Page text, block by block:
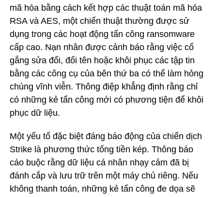
mã hóa bằng cách kết hợp các thuật toán mã hóa
RSA và AES, một chiến thuật thường được sử
dụng trong các hoạt động tấn công ransomware
cấp cao. Nạn nhân được cảnh báo rằng việc cố
gắng sửa đổi, đổi tên hoặc khôi phục các tập tin
bằng các công cụ của bên thứ ba có thể làm hỏng
chúng vĩnh viễn. Thông điệp khẳng định rằng chỉ
có những kẻ tấn công mới có phương tiện để khôi
phục dữ liệu.
Một yếu tố đặc biệt đáng báo động của chiến dịch
Strike là phương thức tống tiền kép. Thông báo
cáo buộc rằng dữ liệu cá nhân nhạy cảm đã bị
đánh cắp và lưu trữ trên một máy chủ riêng. Nếu
không thanh toán, những kẻ tấn công đe dọa sẽ